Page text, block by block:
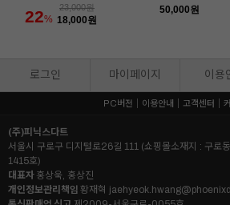
22%
23,000원
18,000원
50,000원
로그인 마이페이지 이용
PC버전 이용안내 고객센터
(주)피닉스다트
서울시 구로구 디지털로26길 111 (쇼핑몰소재지 : 구
1415호)
대표자 홍상욱, 홍상진
개인정보관리책임 황재혁